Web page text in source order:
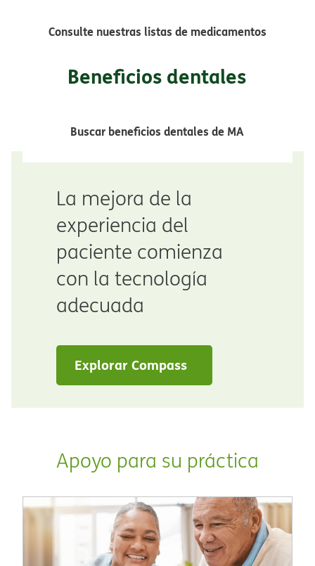
Consulte nuestras listas de medicamentos​​
Beneficios dentales​​
Buscar beneficios dentales de MA​​
La mejora de la
experiencia del
paciente comienza
con la tecnología
adecuada​​
Explorar Compass​​
Apoyo para su práctica​​